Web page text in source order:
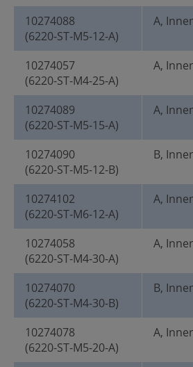
10274088
(6220-ST-M5-12-A)
A,
10274057
(6220-ST-M4-25-A)
A,
10274089
(6220-ST-M5-15-A)
A,
10274090
(6220-ST-M5-12-B)
B,
10274102
(6220-ST-M6-12-A)
A,
10274058
(6220-ST-M4-30-A)
A,
10274070
(6220-ST-M4-30-B)
B,
10274078
(6220-ST-M5-20-A)
A,